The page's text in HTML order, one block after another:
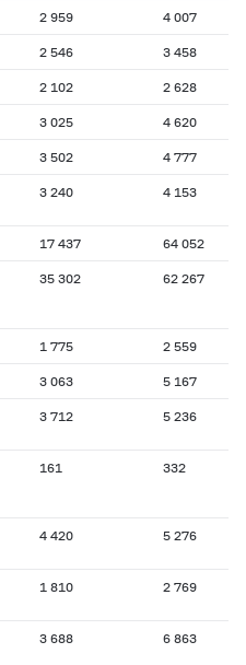
2 959 4 007
2 546 3 458
2 102 2 628
3 025 4 620
3 502 4 777
3 240 4 153
17 437 64 052
35 302 62 267
1 775 2 559
3 063 5 167
3 712 5 236
161 332
4 420 5 276
1 810 2 769
3 688 6 863